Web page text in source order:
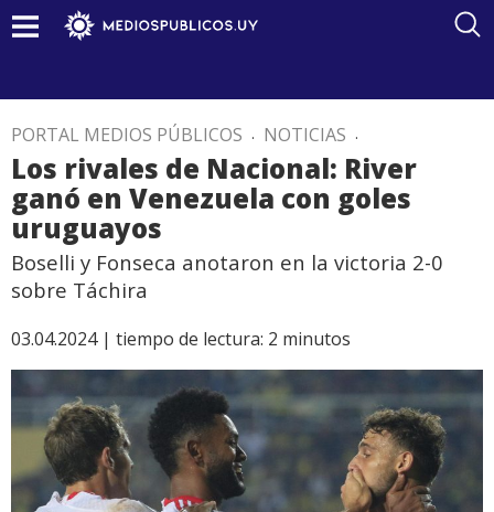
PORTAL MEDIOS PÚBLICOS . NOTICIAS .
Los rivales de Nacional: River
ganó en Venezuela con goles
uruguayos
Boselli y Fonseca anotaron en la victoria 2-0
sobre Táchira
03.04.2024 | tiempo de lectura: 2 minutos